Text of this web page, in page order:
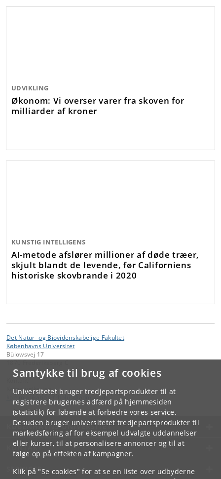
Samtykke til brug af cookies
Universitetet bruger tredjepartsprodukter til at
registrere brugernes adfærd på hjemmesiden
(statistik) for løbende at forbedre vores service.
Desuden bruger universitetet tredjepartsprodukter til
markedsføring af for eksempel udvalgte uddannelser
eller kurser, til at personalisere annoncer og til at
følge op på effekten af kampagner.
Klik på "Se cookies" for at se en liste over udbyderne
UDVIKLING
Økonom: Vi overser varer fra skoven for
milliarder af kroner
KUNSTIG INTELLIGENS
AI-metode afslører millioner af døde træer,
skjult blandt de levende, før Californiens
historiske skovbrande i 2020
Det Natur- og Biovidenskabelige Fakultet
Københavns Universitet
Bülowsvej 17
Kommunikation
kommunikation-frbplus@ ku. dk
KØBENHAVNS UNIVERSITET
KONTAKT
SERVICES